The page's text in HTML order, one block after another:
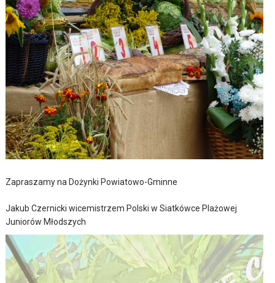
Zapraszamy na Dożynki Powiatowo-Gminne
Jakub Czernicki wicemistrzem Polski w Siatkówce Plażowej
Juniorów Młodszych